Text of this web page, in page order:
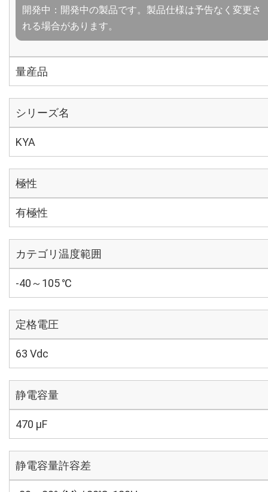
開発中：開発中の製品です。製品仕様は予告なく変更さ
れる場合があります。
量産品
シリーズ名
KYA
極性
有極性
カテゴリ温度範囲
-40～105 ℃
定格電圧
63 Vdc
静電容量
470 µF
静電容量許容差